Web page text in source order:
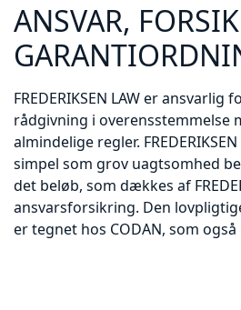
ANSVAR,
FREDERIKSEN LAW er
rådgivning i overensstemmelse
almindelige regler.
simpel som grov uagtsomhed
det beløb, som dækkes af
ansvarsforsikring. Den
er tegnet hos CODAN, som